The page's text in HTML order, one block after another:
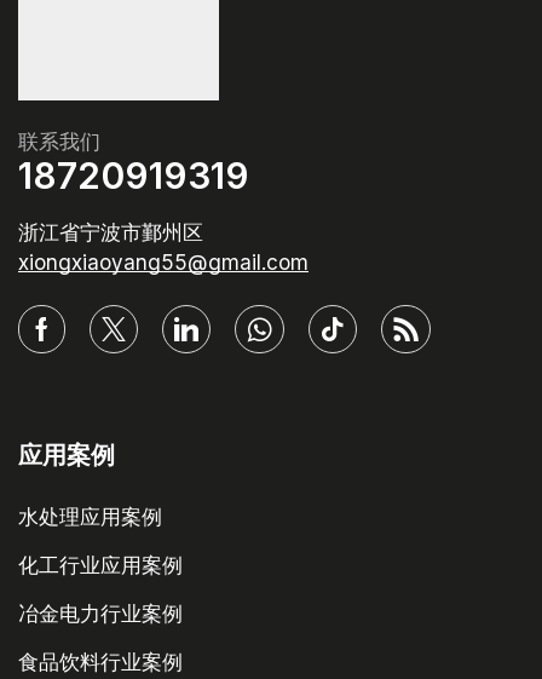
联系我们
18720919319
浙江省宁波市鄞州区
xiongxiaoyang55@gmail.com
应用案例
水处理应用案例
化工行业应用案例
冶金电力行业案例
食品饮料行业案例